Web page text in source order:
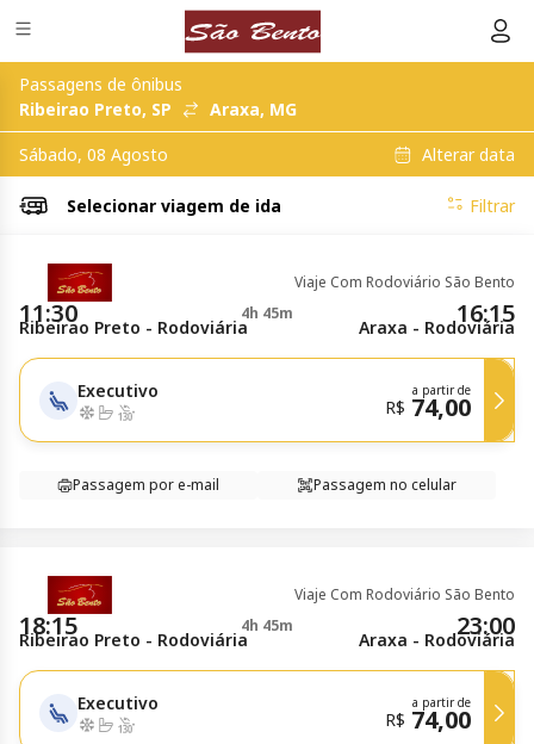
Passagens de ônibus
Ribeirao Preto, SP
Araxa, MG
Sábado, 08 Agosto
Alterar data
Selecionar viagem de ida Filtrar
Viaje Com Rodoviário São Bento
11:30 4h 45m 16:15
Ribeirao Preto - Rodoviária Araxa - Rodoviária
Executivo a partir de
R$ 74,00
Passagem por e-mail Passagem no celular
Viaje Com Rodoviário São Bento
18:15 4h 45m 23:00
Ribeirao Preto - Rodoviária Araxa - Rodoviária
Executivo a partir de
R$ 74,00